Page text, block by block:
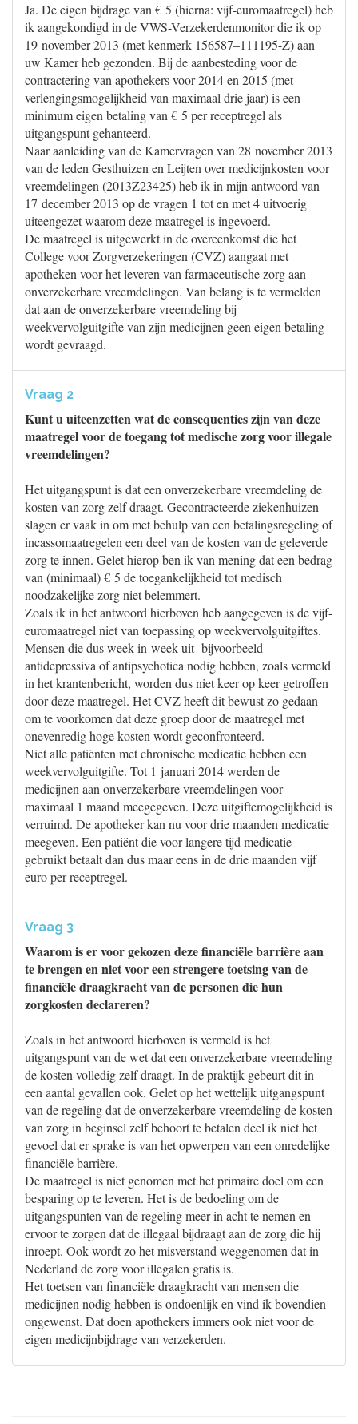
Ja. De eigen bijdrage van € 5 (hierna: vijf-euromaatregel) heb
ik aangekondigd in de VWS-Verzekerdenmonitor die ik op
19 november 2013 (met kenmerk 156587–111195-Z) aan
uw Kamer heb gezonden. Bij de aanbesteding voor de
contractering van apothekers voor 2014 en 2015 (met
verlengingsmogelijkheid van maximaal drie jaar) is een
minimum eigen betaling van € 5 per receptregel als
uitgangspunt gehanteerd.
Naar aanleiding van de Kamervragen van 28 november 2013
van de leden Gesthuizen en Leijten over medicijnkosten voor
vreemdelingen (2013Z23425) heb ik in mijn antwoord van
17 december 2013 op de vragen 1 tot en met 4 uitvoerig
uiteengezet waarom deze maatregel is ingevoerd.
De maatregel is uitgewerkt in de overeenkomst die het
College voor Zorgverzekeringen (CVZ) aangaat met
apotheken voor het leveren van farmaceutische zorg aan
onverzekerbare vreemdelingen. Van belang is te vermelden
dat aan de onverzekerbare vreemdeling bij
weekvervolguitgifte van zijn medicijnen geen eigen betaling
wordt gevraagd.
Vraag 2
Kunt u uiteenzetten wat de consequenties zijn van deze
maatregel voor de toegang tot medische zorg voor illegale
vreemdelingen?
Het uitgangspunt is dat een onverzekerbare vreemdeling de
kosten van zorg zelf draagt. Gecontracteerde ziekenhuizen
slagen er vaak in om met behulp van een betalingsregeling of
incassomaatregelen een deel van de kosten van de geleverde
zorg te innen. Gelet hierop ben ik van mening dat een bedrag
van (minimaal) € 5 de toegankelijkheid tot medisch
noodzakelijke zorg niet belemmert.
Zoals ik in het antwoord hierboven heb aangegeven is de vijf-
euromaatregel niet van toepassing op weekvervolguitgiftes.
Mensen die dus week-in-week-uit- bijvoorbeeld
antidepressiva of antipsychotica nodig hebben, zoals vermeld
in het krantenbericht, worden dus niet keer op keer getroffen
door deze maatregel. Het CVZ heeft dit bewust zo gedaan
om te voorkomen dat deze groep door de maatregel met
onevenredig hoge kosten wordt geconfronteerd.
Niet alle patiënten met chronische medicatie hebben een
weekvervolguitgifte. Tot 1 januari 2014 werden de
medicijnen aan onverzekerbare vreemdelingen voor
maximaal 1 maand meegegeven. Deze uitgiftemogelijkheid is
verruimd. De apotheker kan nu voor drie maanden medicatie
meegeven. Een patiënt die voor langere tijd medicatie
gebruikt betaalt dan dus maar eens in de drie maanden vijf
euro per receptregel.
Vraag 3
Waarom is er voor gekozen deze financiële barrière aan
te brengen en niet voor een strengere toetsing van de
financiële draagkracht van de personen die hun
zorgkosten declareren?
Zoals in het antwoord hierboven is vermeld is het
uitgangspunt van de wet dat een onverzekerbare vreemdeling
de kosten volledig zelf draagt. In de praktijk gebeurt dit in
een aantal gevallen ook. Gelet op het wettelijk uitgangspunt
van de regeling dat de onverzekerbare vreemdeling de kosten
van zorg in beginsel zelf behoort te betalen deel ik niet het
gevoel dat er sprake is van het opwerpen van een onredelijke
financiële barrière.
De maatregel is niet genomen met het primaire doel om een
besparing op te leveren. Het is de bedoeling om de
uitgangspunten van de regeling meer in acht te nemen en
ervoor te zorgen dat de illegaal bijdraagt aan de zorg die hij
inroept. Ook wordt zo het misverstand weggenomen dat in
Nederland de zorg voor illegalen gratis is.
Het toetsen van financiële draagkracht van mensen die
medicijnen nodig hebben is ondoenlijk en vind ik bovendien
ongewenst. Dat doen apothekers immers ook niet voor de
eigen medicijnbijdrage van verzekerden.